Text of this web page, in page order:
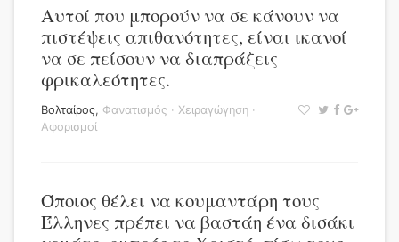
Αυτοί που μπορούν να σε κάνουν να
πιστέψεις απιθανότητες, είναι ικανοί
να σε πείσουν να διαπράξεις
φρικαλεότητες.
Βολταίρος, Φανατισμός · Χειραγώγηση ·
Αφορισμοί
Όποιος θέλει να κουμαντάρη τους
Έλληνες πρέπει να βαστάη ένα δισάκι